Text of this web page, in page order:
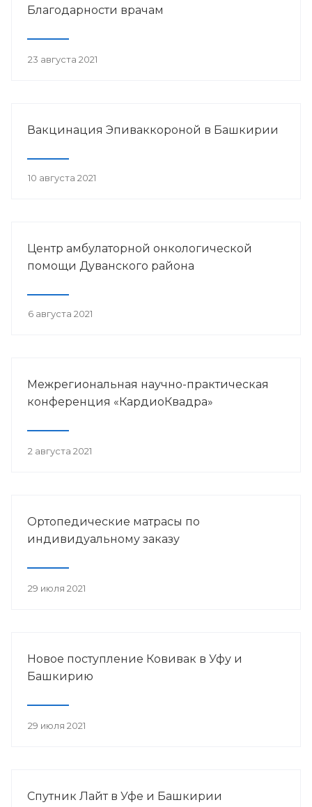
Благодарности врачам
23 августа 2021
Вакцинация Эпиваккороной в Башкирии
10 августа 2021
Центр амбулаторной онкологической
помощи Дуванского района
6 августа 2021
Межрегиональная научно-практическая
конференция «КардиоКвадра»
2 августа 2021
Ортопедические матрасы по
индивидуальному заказу
29 июля 2021
Новое поступление Ковивак в Уфу и
Башкирию
29 июля 2021
Спутник Лайт в Уфе и Башкирии